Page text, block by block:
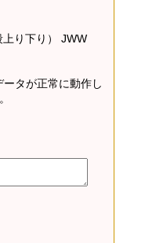
り下り） JWW
タが正常に動作し